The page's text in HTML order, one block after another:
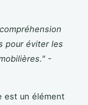
pour éviter les
-
est un élément